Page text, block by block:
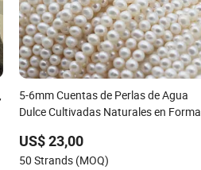
5-6mm Cuentas de Perlas de Agua
Dulce Cultivadas Naturales en Forma
US$ 23,00
50 Strands (MOQ)